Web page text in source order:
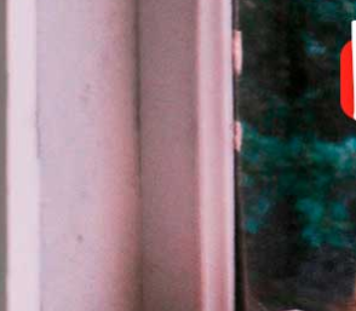
es
Bilingue - Anos
Finais